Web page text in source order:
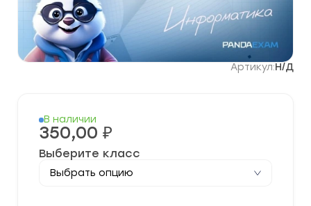
Артикул:Н/Д
В наличии
350,00 ₽
Выберите класс